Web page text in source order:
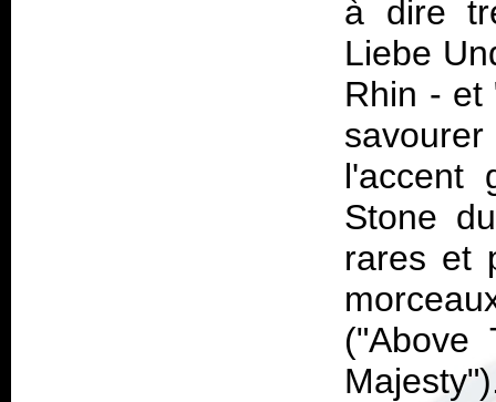
à dire
Liebe
Rhin - et
l'accent
Stone
rares et
("Above